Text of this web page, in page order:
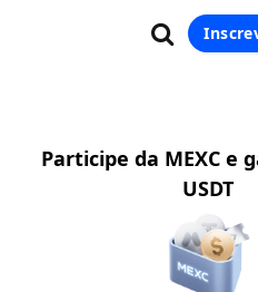
Participe da MEXC e
USDT